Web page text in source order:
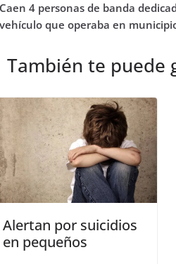
Caen 4 personas de banda
vehículo que operaba en
También te puede
Alertan por suicidios
en pequeños